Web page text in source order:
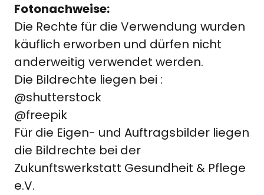
Fotonachweise:
Die Rechte für die Verwendung wurden
käuflich erworben und dürfen nicht
anderweitig verwendet werden.
Die Bildrechte liegen bei :
@shutterstock
@freepik
Für die Eigen- und Auftragsbilder liegen
die Bildrechte bei der
Zukunftswerkstatt Gesundheit & Pflege
e.V.